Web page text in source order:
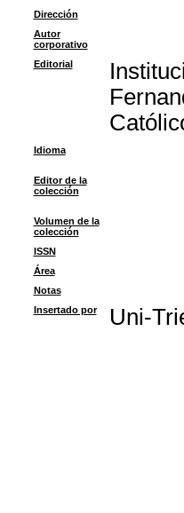
Dirección
Autor
corporativo
Editorial
Idioma
Editor de la
colección
Volumen de la
colección
ISSN
Área
Notas
Insertado por
Uni-